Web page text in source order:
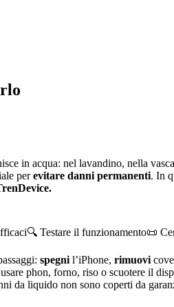
in acqua: nel lavandino, nella
perevitare danni permanenti. In
🔍 Testare il funzionamento📜
spegni l’iPhone, rimuovi
phon, forno, riso o scuotere il
da liquido non sono coperti da